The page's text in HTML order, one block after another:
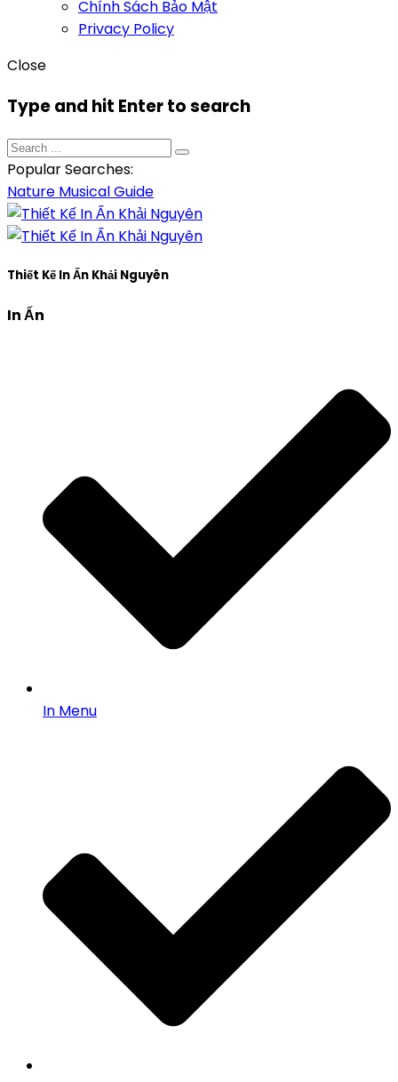
Chính Sách Bảo Mật
Privacy Policy
Close
Type and hit Enter to search
Popular Searches:
Nature MusicalGuide
Thiết Kế In Ấn Khải Nguyên
In Ấn
In Menu